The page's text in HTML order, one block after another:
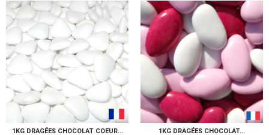
1KG DRAGÉES CHOCOLAT COEUR... 1KG DRAGÉES CHOCOLAT...